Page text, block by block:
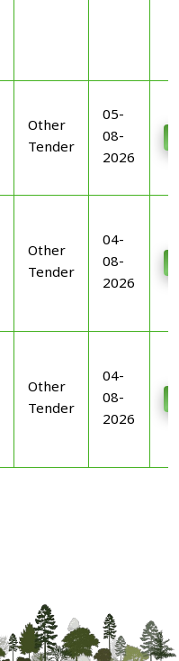
Other
Tender
05-
08-
2026
Other
Tender
04-
08-
2026
Other
Tender
04-
08-
2026